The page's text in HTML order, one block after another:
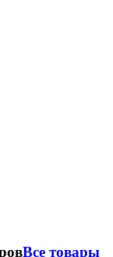
Все товары